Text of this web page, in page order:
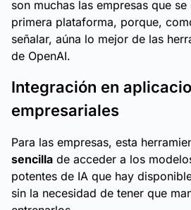
son muchas las empresas que
primera plataforma, porque,
señalar, aúna lo mejor de las
de OpenAI.
Integración en
empresariales
Para las empresas, esta
sencilla de acceder a los
potentes de IA que hay
sin la necesidad de tener que